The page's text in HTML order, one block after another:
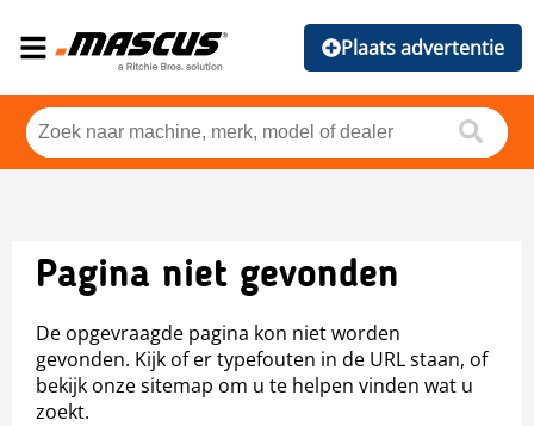
Plaats advertentie
Pagina niet gevonden
De opgevraagde pagina kon niet worden
gevonden. Kijk of er typefouten in de URL staan, of
bekijk onze sitemap om u te helpen vinden wat u
zoekt.